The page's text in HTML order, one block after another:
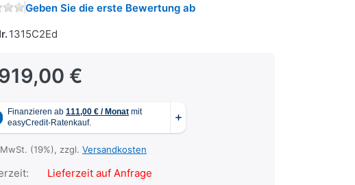
Geben Sie die erste Bewertung ab
1315C2Ed
€
(19%), zzgl. Versandkosten
Lieferzeit auf Anfrage